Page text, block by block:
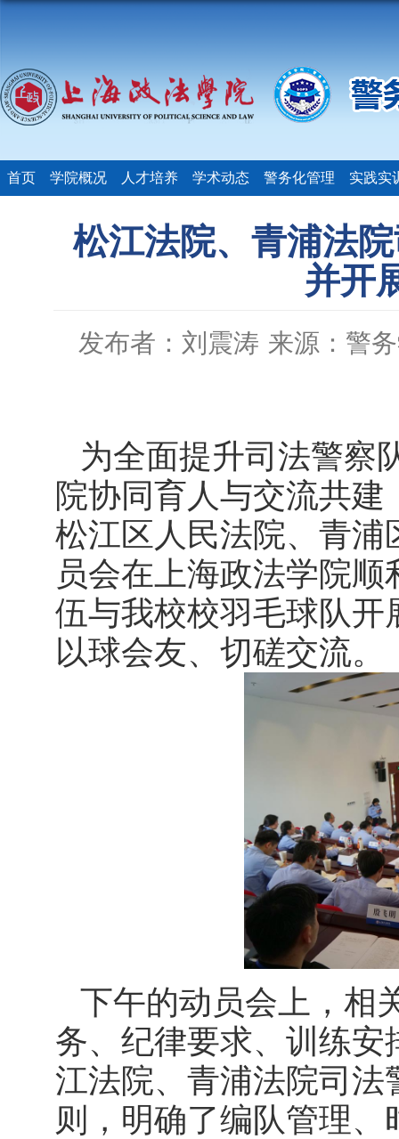
首页 学院概况 人才培养 学术动态 警务化管理 实践实
松江法院、青浦法
并开
发布者：刘震涛 来源：警
为全面提升司法警察
院协同育人与交流共建
松江区人民法院、青
员会在上海政法学院
伍与我校校羽毛球队
以球会友、切磋交流。
下午的动员会上，相
务、纪律要求、训练
江法院、青浦法院司
则，明确了编队管理